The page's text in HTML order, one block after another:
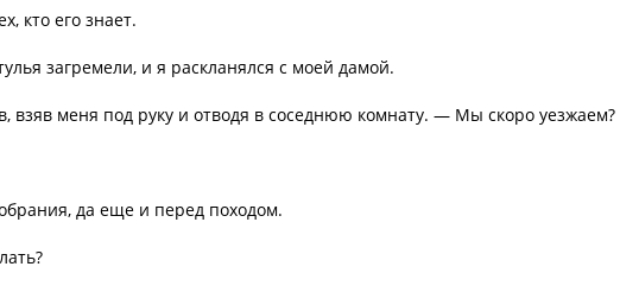
кто его знает.
загремели, и я раскланялся с моей дамой.
взяв меня под руку и отводя в соседнюю комнату. — Мы скоро уезжаем?
да еще и перед походом.